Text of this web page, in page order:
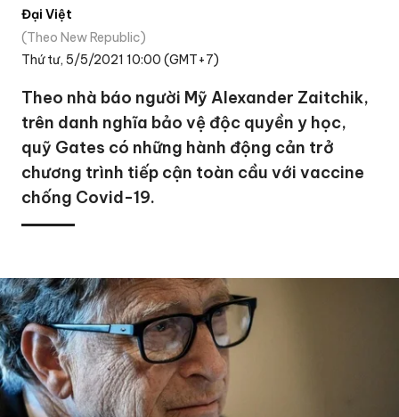
Đại Việt
Theo New Republic
Thứ tư, 5/5/2021 10:00 (GMT+7)
Theo nhà báo người Mỹ Alexander Zaitchik,
trên danh nghĩa bảo vệ độc quyền y học,
quỹ Gates có những hành động cản trở
chương trình tiếp cận toàn cầu với vaccine
chống Covid-19.